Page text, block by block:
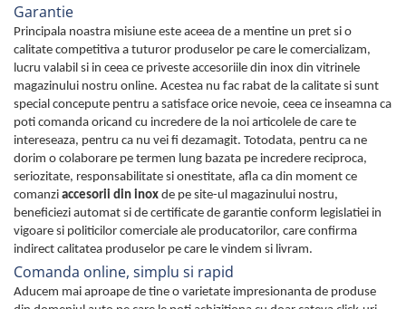
Lampi Gabarit LED
Lampi gabarit auto si remorci
Lampi gabarit cu brat auto si
remorci
Lampi interior, Plafoniere
Lampi LED auto dedicate
Lampi numar Inmatriculare
Lampi Stop, Semnalizare & Triple
Lampi Fata cu Bec & Semnalizare
Lampi Fata LED & Semnalizare
Lampi Spate cu Bec & Triple
Lampi Spate LED & Triple
Garantie
Principala noastra misiune este aceea de a mentine un pret si o
calitate competitiva a tuturor produselor pe care le comercializam,
lucru valabil si in ceea ce priveste accesoriile din inox din vitrinele
magazinului nostru online. Acestea nu fac rabat de la calitate si sunt
special concepute pentru a satisface orice nevoie, ceea ce inseamna ca
poti comanda oricand cu incredere de la noi articolele de care te
intereseaza, pentru ca nu vei fi dezamagit. Totodata, pentru ca ne
dorim o colaborare pe termen lung bazata pe incredere reciproca,
seriozitate, responsabilitate si onestitate, afla ca din moment ce
comanzi accesorii din inox de pe site-ul magazinului nostru,
beneficiezi automat si de certificate de garantie conform legislatiei in
vigoare si politicilor comerciale ale producatorilor, care confirma
indirect calitatea produselor pe care le vindem si livram.
Comanda online, simplu si rapid
Aducem mai aproape de tine o varietate impresionanta de produse